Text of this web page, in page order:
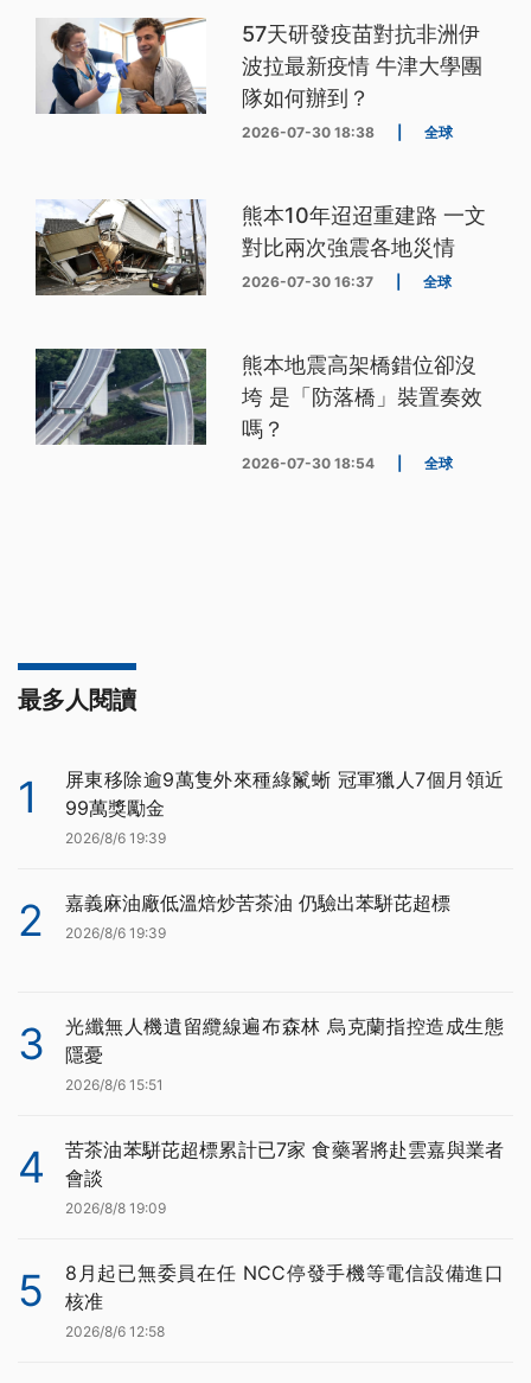
57天研發疫苗對抗非洲伊
波拉最新疫情 牛津大學團
隊如何辦到？
2026-07-30 18:38 全球
熊本10年迢迢重建路 一文
對比兩次強震各地災情
2026-07-30 16:37 全球
熊本地震高架橋錯位卻沒
垮 是「防落橋」裝置奏效
嗎？
2026-07-30 18:54 全球
最多人閱讀
1
屏東移除逾9萬隻外來種綠鬣蜥 冠軍獵人7個月領近
99萬獎勵金
2026/8/6 19:39
2 嘉義麻油廠低溫焙炒苦茶油 仍驗出苯駢芘超標
2026/8/6 19:39
3
光纖無人機遺留纜線遍布森林 烏克蘭指控造成生態
隱憂
2026/8/6 15:51
4
苦茶油苯駢芘超標累計已7家 食藥署將赴雲嘉與業者
會談
2026/8/8 19:09
5
8月起已無委員在任 NCC停發手機等電信設備進口
核准
2026/8/6 12:58